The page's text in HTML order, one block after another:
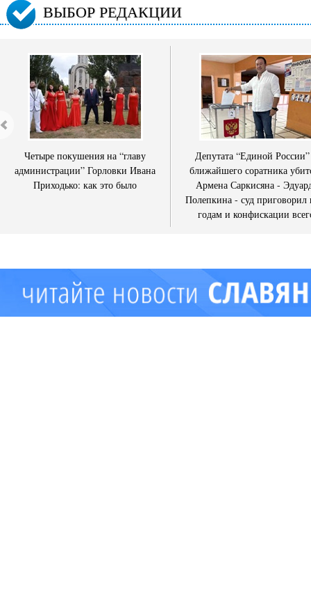
ВЫБОР РЕДАКЦИИ
Четыре покушения на “главу
администрации” Горловки Ивана
Приходько: как это было
Депутата “Единой
ближайшего соратника
Армена Саркисяна -
Полепкина - суд приговорил
годам и конфискации